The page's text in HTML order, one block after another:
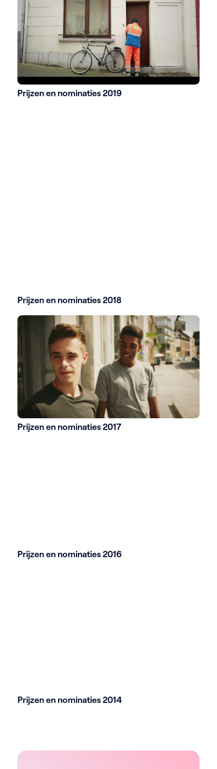
Prijzen en nominaties 2019
Prijzen en nominaties 2018
Prijzen en nominaties 2017
Prijzen en nominaties 2016
Prijzen en nominaties 2014